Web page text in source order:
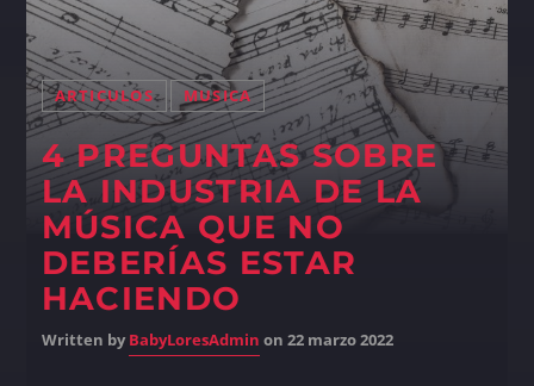
ARTICULOS MUSICA
4 PREGUNTAS SOBRE
LA INDUSTRIA DE LA
MÚSICA QUE NO
DEBERÍAS ESTAR
HACIENDO
Written byBabyLoresAdmin on 22 marzo 2022